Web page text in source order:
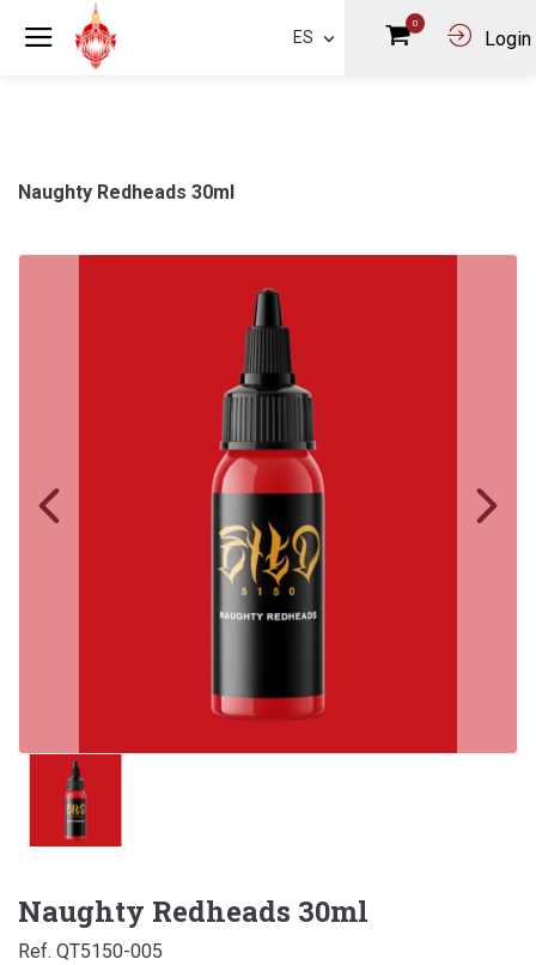
ES
0
Login
Naughty Redheads 30ml
Naughty Redheads 30ml
Ref. QT5150-005